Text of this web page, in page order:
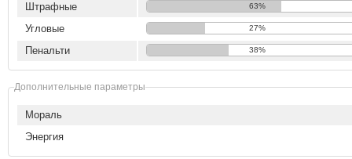
Штрафные 63%
Угловые 27%
Пенальти 38%
Дополнительные параметры
Мораль
Энергия